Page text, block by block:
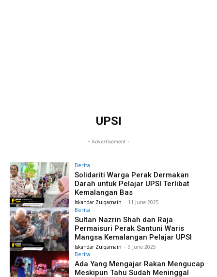
UPSI
- Advertisement -
Berita
Solidariti Warga Perak Dermakan
Darah untuk Pelajar UPSI Terlibat
Kemalangan Bas
Iskandar Zulqarnain - 11 June 2025
Berita
Sultan Nazrin Shah dan Raja
Permaisuri Perak Santuni Waris
Mangsa Kemalangan Pelajar UPSI
Iskandar Zulqarnain - 9 June 2025
Berita
Ada Yang Mengajar Rakan Mengucap
Meskipun Tahu Sudah Meninggal